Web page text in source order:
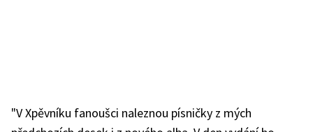
"V Xpěvníku fanoušci naleznou písničky z mých